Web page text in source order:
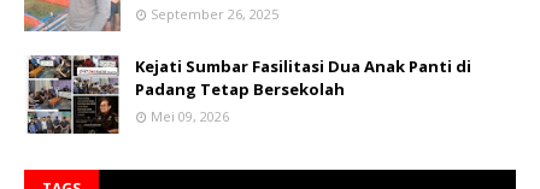
September 26, 2025
Kejati Sumbar Fasilitasi Dua Anak Panti di
Padang Tetap Bersekolah
Mei 09, 2026